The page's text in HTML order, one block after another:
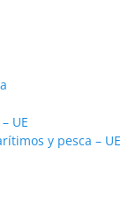
UE
y pesca – UE